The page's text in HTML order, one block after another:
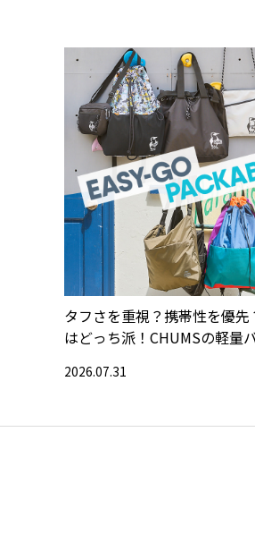
タフさを重視？携帯性を優先
はどっち派！CHUMSの軽量
2026.07.31